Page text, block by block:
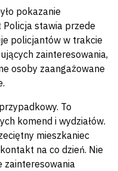
pokazanie
stawia przede
policjantów w trakcie
zainteresowania,
osoby zaangażowane
To
komend i wydziałów.
mieszkaniec
na co dzień. Nie
zainteresowania